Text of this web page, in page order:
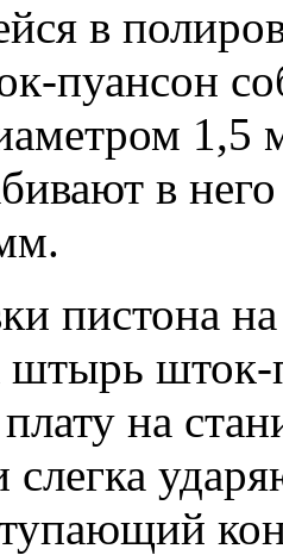
в
пуансон
1,5
в
пистона
штырь
на
слегка